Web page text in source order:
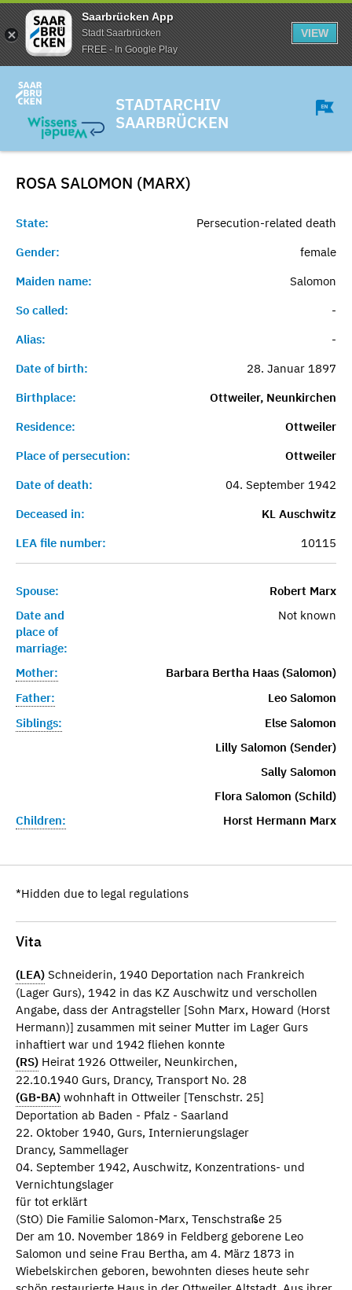
Saarbrücken App
Stadt Saarbrücken
FREE - In Google Play
VIEW
STADTARCHIV
SAARBRÜCKEN
ROSA SALOMON (MARX)
State:
Persecution-related death
Gender:
female
Maiden name:
Salomon
So called:
-
Alias:
-
Date of birth:
28. Januar 1897
Birthplace:
Ottweiler, Neunkirchen
Residence:
Ottweiler
Place of persecution:
Ottweiler
Date of death:
04. September 1942
Deceased in:
KL Auschwitz
LEA file number:
10115
Spouse:
Robert Marx
Date and
place of
marriage:
Not known
Mother:
Barbara Bertha Haas (Salomon)
Father:
Leo Salomon
Siblings:
Else Salomon
Lilly Salomon (Sender)
Sally Salomon
Flora Salomon (Schild)
Children:
Horst Hermann Marx
*Hidden due to legal regulations
Vita
(LEA) Schneiderin, 1940 Deportation nach Frankreich
(Lager Gurs), 1942 in das KZ Auschwitz und verschollen
Angabe, dass der Antragsteller [Sohn Marx, Howard (Horst
Hermann)] zusammen mit seiner Mutter im Lager Gurs
inhaftiert war und 1942 fliehen konnte
(RS) Heirat 1926 Ottweiler, Neunkirchen,
22.10.1940 Gurs, Drancy, Transport No. 28
(GB-BA) wohnhaft in Ottweiler [Tenschstr. 25]
Deportation ab Baden - Pfalz - Saarland
22. Oktober 1940, Gurs, Internierungslager
Drancy, Sammellager
04. September 1942, Auschwitz, Konzentrations- und
Vernichtungslager
für tot erklärt
(StO) Die Familie Salomon-Marx, Tenschstraße 25
Der am 10. November 1869 in Feldberg geborene Leo
Salomon und seine Frau Bertha, am 4. März 1873 in
Wiebelskirchen geboren, bewohnten dieses heute sehr